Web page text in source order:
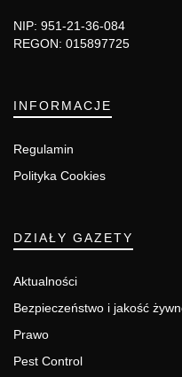
NIP: 951-21-36-084
REGON: 015897725
INFORMACJE
Regulamin
Polityka Cookies
DZIAŁY GAZETY
Aktualności
Bezpieczeństwo i jakość
Prawo
Pest Control